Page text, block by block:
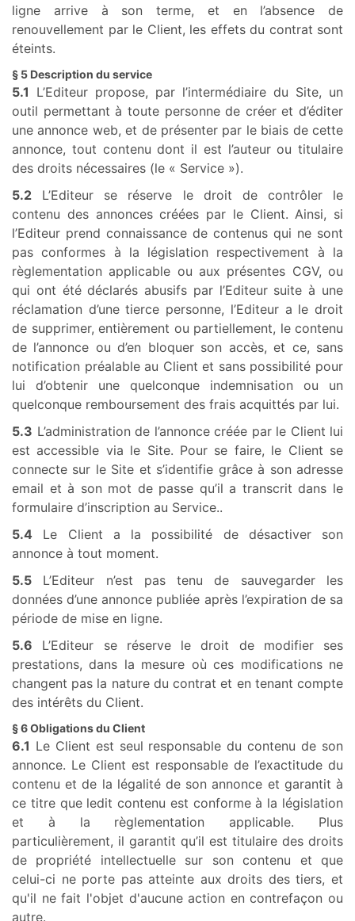
ligne arrive à son terme, et en l’absence de
renouvellement par le Client, les effets du contrat sont
éteints.
§ 5 Description du service
5.1 L’Editeur propose, par l’intermédiaire du Site, un
outil permettant à toute personne de créer et d’éditer
une annonce web, et de présenter par le biais de cette
annonce, tout contenu dont il est l’auteur ou titulaire
des droits nécessaires (le « Service »).
5.2 L’Editeur se réserve le droit de contrôler le
contenu des annonces créées par le Client. Ainsi, si
l’Editeur prend connaissance de contenus qui ne sont
pas conformes à la législation respectivement à la
règlementation applicable ou aux présentes CGV, ou
qui ont été déclarés abusifs par l’Editeur suite à une
réclamation d’une tierce personne, l’Editeur a le droit
de supprimer, entièrement ou partiellement, le contenu
de l’annonce ou d’en bloquer son accès, et ce, sans
notification préalable au Client et sans possibilité pour
lui d’obtenir une quelconque indemnisation ou un
quelconque remboursement des frais acquittés par lui.
5.3 L’administration de l’annonce créée par le Client lui
est accessible via le Site. Pour se faire, le Client se
connecte sur le Site et s’identifie grâce à son adresse
email et à son mot de passe qu’il a transcrit dans le
formulaire d’inscription au Service..
5.4 Le Client a la possibilité de désactiver son
annonce à tout moment.
5.5 L’Editeur n’est pas tenu de sauvegarder les
données d’une annonce publiée après l’expiration de sa
période de mise en ligne.
5.6 L’Editeur se réserve le droit de modifier ses
prestations, dans la mesure où ces modifications ne
changent pas la nature du contrat et en tenant compte
des intérêts du Client.
§ 6 Obligations du Client
6.1 Le Client est seul responsable du contenu de son
annonce. Le Client est responsable de l’exactitude du
contenu et de la légalité de son annonce et garantit à
ce titre que ledit contenu est conforme à la législation
et à la règlementation applicable. Plus
particulièrement, il garantit qu’il est titulaire des droits
de propriété intellectuelle sur son contenu et que
celui-ci ne porte pas atteinte aux droits des tiers, et
qu'il ne fait l'objet d'aucune action en contrefaçon ou
autre.